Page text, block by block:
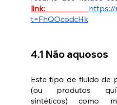
link:
https://
t=FhQOcodcHk
4.1 Não aquosos
Este tipo de fluido de
(ou produtos
sintéticos) como